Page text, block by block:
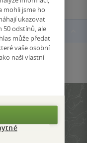
mohli jsme ho
ukazovat
50 odstínů, ale
může předat
vaše osobní
naši vlastní